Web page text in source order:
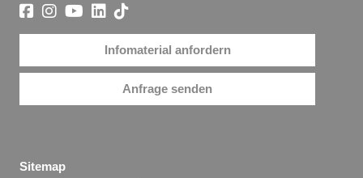
Infomaterial anfordern
Anfrage senden
Sitemap